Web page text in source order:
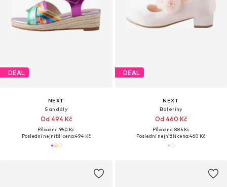
DEAL
NEXT
Sandály
Od 494 Kč
Původně: 950 Kč
Poslední nejnižší cena:494 Kč
DEAL
NEXT
Baleríny
Od 460 Kč
Původně: 885 Kč
Poslední nejnižší cena:460 Kč